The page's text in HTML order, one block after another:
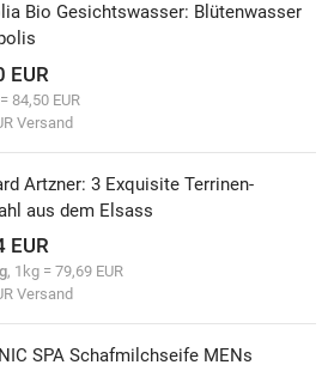
Bio Gesichtswasser: Blütenwasser
EUR
84,50 EUR
Versand
Artzner: 3 Exquisite Terrinen-
aus dem Elsass
EUR
, 1kg = 79,69 EUR
Versand
SPA Schafmilchseife MENs